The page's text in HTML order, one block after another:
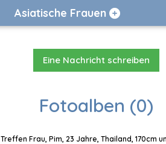
Asiatische Frauen
Eine Nachricht schreiben
Fotoalben (0)
Treffen Frau, Pim, 23 Jahre, Thailand, 170cm